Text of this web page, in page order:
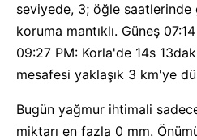
seviyede, 3; öğle
koruma mantıklı. Güneş
09:27 PM: Korla'de 14s
mesafesi yaklaşık 3 km'ye
Bugün yağmur ihtimali
miktarı en fazla 0 mm.